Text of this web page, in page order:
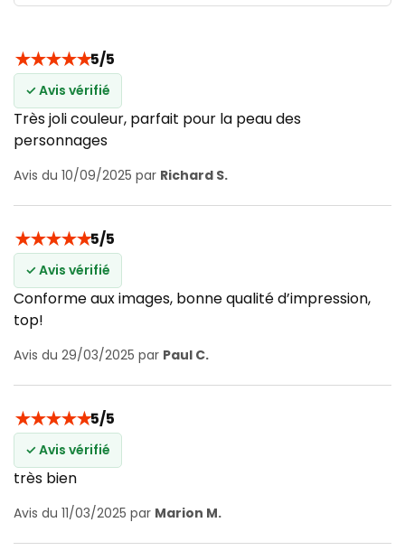
★★★★★5/5
✓ Avis vérifié
Très joli couleur, parfait pour la peau des
personnages
Avis du 10/09/2025 par Richard S.
★★★★★5/5
✓ Avis vérifié
Conforme aux images, bonne qualité d’impression,
top!
Avis du 29/03/2025 par Paul C.
★★★★★5/5
✓ Avis vérifié
très bien
Avis du 11/03/2025 par Marion M.